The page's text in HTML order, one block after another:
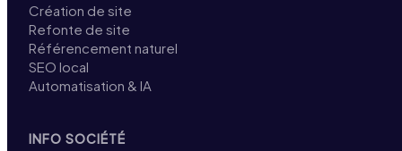
Création de site
Refonte de site
Référencement naturel
SEO local
Automatisation & IA
INFO SOCIÉTÉ